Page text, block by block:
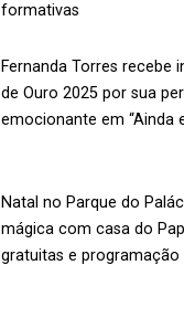
formativas
Fernanda Torres recebe
de Ouro 2025 por sua
emocionante em “Ainda
Natal no Parque do
mágica com casa do
gratuitas e programação